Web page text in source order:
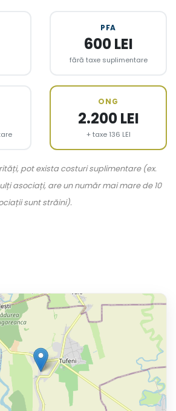
PFA
600 LEI
fără taxe suplimentare
ONG
2.200 LEI
+ taxe 136 LEI
pot exista costuri suplimentare (ex.
asociați, are un număr mai mare de 10
sunt străini).